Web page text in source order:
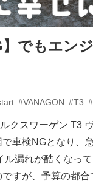
】でもエン
#VANAGON #T3
クスワーゲン T3
車検NGとなり、
漏れが酷くなっ
すが、予算の都